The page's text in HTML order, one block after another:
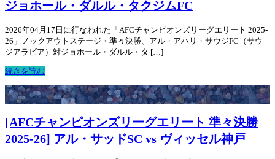
ジョホール・ダルル・タクジムFC
2026年04月17日に行なわれた「AFCチャンピオンズリーグエリート 2025-
26」ノックアウトステージ・準々決勝、アル・アハリ・サウジFC（サウ
ジアラビア）対ジョホール・ダルル・タ […]
続きを読む
[AFCチャンピオンズリーグエリート 準々決勝
2025-26] アル・サッドSC vs ヴィッセル神戸